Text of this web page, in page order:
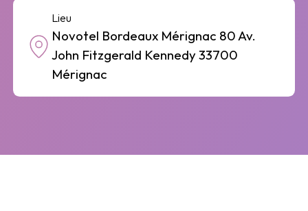
Lieu
Novotel Bordeaux Mérignac 80 Av.
John Fitzgerald Kennedy 33700
Mérignac